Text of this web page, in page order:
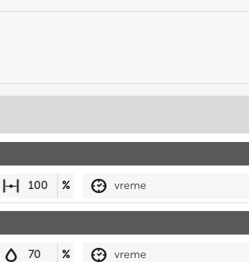
100 % vreme
70 % vreme